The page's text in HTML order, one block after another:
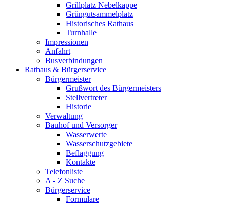
Grillplatz Nebelkappe
Grüngutsammelplatz
Historisches Rathaus
Turnhalle
Impressionen
Anfahrt
Busverbindungen
Rathaus & Bürgerservice
Bürgermeister
Grußwort des Bürgermeisters
Stellvertreter
Historie
Verwaltung
Bauhof und Versorger
Wasserwerte
Wasserschutzgebiete
Beflaggung
Kontakte
Telefonliste
A - Z Suche
Bürgerservice
Formulare